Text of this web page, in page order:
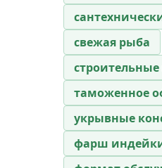
свежая рыба
таможенное
укрывные
фарш